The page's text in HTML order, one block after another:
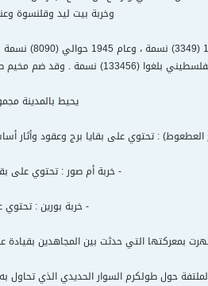
وخربة بيت ليد وقلنسوة
مخيم طولكرم حسب احصاءات وكالة الغوث لعام 1997 حوالي (13587) لاجئا .
يحيط بالمدينة
العطعوط) : تحتوي على بقايا برج وعقود وأثار
- خربة أم صور : تحتوي على
- خربة بورين :
التي حدثت بين المجاهدين بقيادة عبد
حول طولكرم السوار الحديدي الذي تحاول